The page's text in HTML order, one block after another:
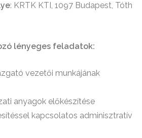
: KRTK KTI, 1097 Budapest, Tóth
lényeges feladatok:
vezetői munkájának
anyagok előkészítése
kapcsolatos adminisztratív